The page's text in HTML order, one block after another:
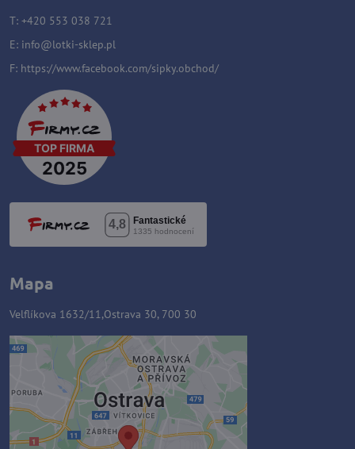
T: +420 553 038 721
E: info@lotki-sklep.pl
F: https://www.facebook.com/sipky.obchod/
Mapa
Velflíkova 1632/11,Ostrava 30, 700 30
Zawartość zewnętrzna jest
blokowana przez opcje
prywatności
Czy chcesz załadować zawartość